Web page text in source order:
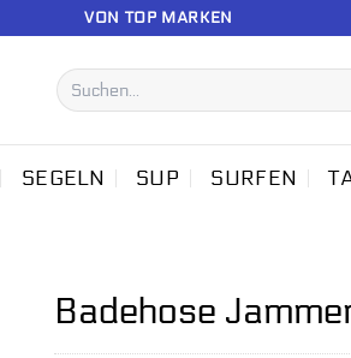
VON TOP MARKEN
Suchen
nach:
SEGELN SUP SURFEN
Badehose